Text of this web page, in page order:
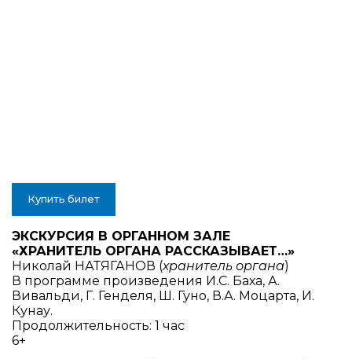
Купить билет
ЭКСКУРСИЯ В ОРГАННОМ ЗАЛЕ
«ХРАНИТЕЛЬ ОРГАНА РАССКАЗЫВАЕТ…»
Николай НАТЯГАНОВ (хранитель органа)
В программе произведения И.С. Баха, А.
Вивальди, Г. Генделя, Ш. Гуно, В.А. Моцарта, И.
Кунау.
Продолжительность: 1 час
6+